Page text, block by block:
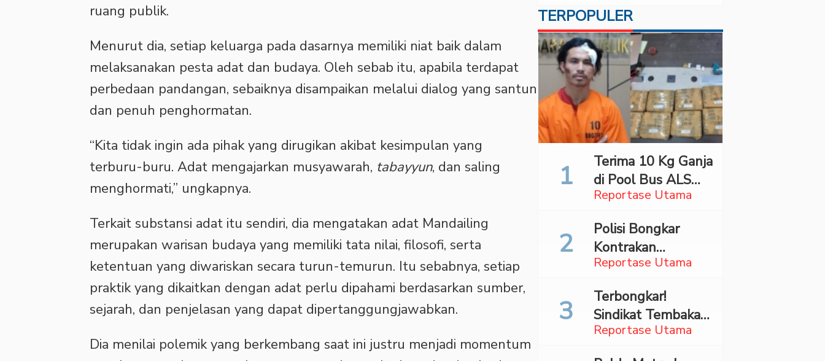
ruang publik.
Menurut dia, setiap keluarga pada dasarnya memiliki niat baik dalam
melaksanakan pesta adat dan budaya. Oleh sebab itu, apabila terdapat
perbedaan pandangan, sebaiknya disampaikan melalui dialog yang santun
dan penuh penghormatan.
“Kita tidak ingin ada pihak yang dirugikan akibat kesimpulan yang
terburu-buru. Adat mengajarkan musyawarah, tabayyun, dan saling
menghormati,” ungkapnya.
Terkait substansi adat itu sendiri, dia mengatakan adat Mandailing
merupakan warisan budaya yang memiliki tata nilai, filosofi, serta
ketentuan yang diwariskan secara turun-temurun. Itu sebabnya, setiap
praktik yang dikaitkan dengan adat perlu dipahami berdasarkan sumber,
sejarah, dan penjelasan yang dapat dipertanggungjawabkan.
Dia menilai polemik yang berkembang saat ini justru menjadi momentum
TERPOPULER
Reportase Utama
Terima 10 Kg Ganja
di Pool Bus ALS
Surabaya,
Madina Ditangkap
Bareskrim
Reportase Utama
Polisi Bongkar
Kontrakan
Penyimpan 27,96
Reportase Utama
Terbongkar!
Sindikat Tembakau
Sintetis Bermodus